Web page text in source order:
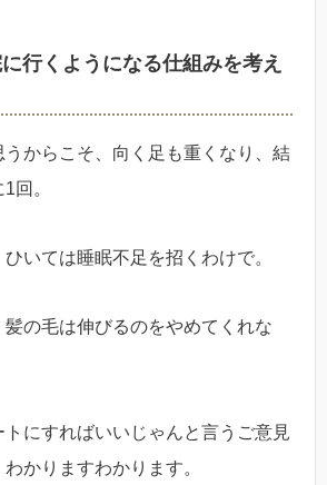
行くようになる仕組みを考え
うからこそ、向く足も重くなり、結
回。
いては睡眠不足を招くわけで。
の毛は伸びるのをやめてくれな
にすればいいじゃんと言うご意見
かりますわかります。